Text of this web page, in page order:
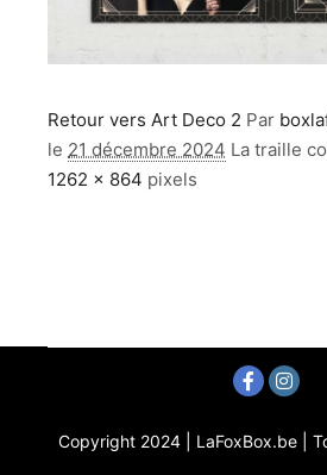
Retour vers Art Deco 2 Par
le 21 décembre 2024 La traille
1262 × 864 pixels
Copyright 2024 | LaFoxBox.be |